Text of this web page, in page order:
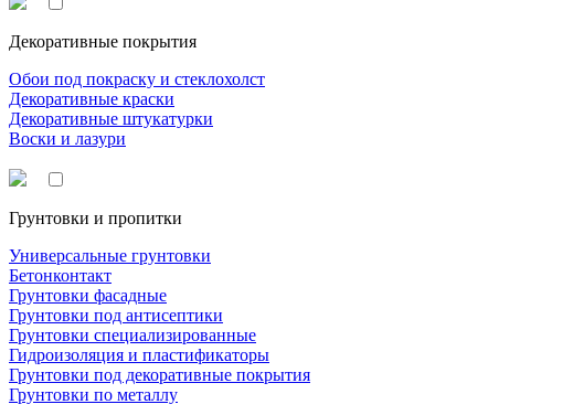
Декоративные покрытия
Обои под покраску и стеклохолст
Декоративные краски
Декоративные штукатурки
Воски и лазури
Грунтовки и пропитки
Универсальные грунтовки
Бетонконтакт
Грунтовки фасадные
Грунтовки под антисептики
Грунтовки специализированные
Гидроизоляция и пластификаторы
Грунтовки под декоративные покрытия
Грунтовки по металлу